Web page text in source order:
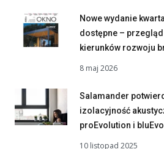
Nowe wydanie
dostępne –
kierunków rozwoju
8 maj 2026
Salamander
izolacyjność
proEvolution i
10 listopad 2025